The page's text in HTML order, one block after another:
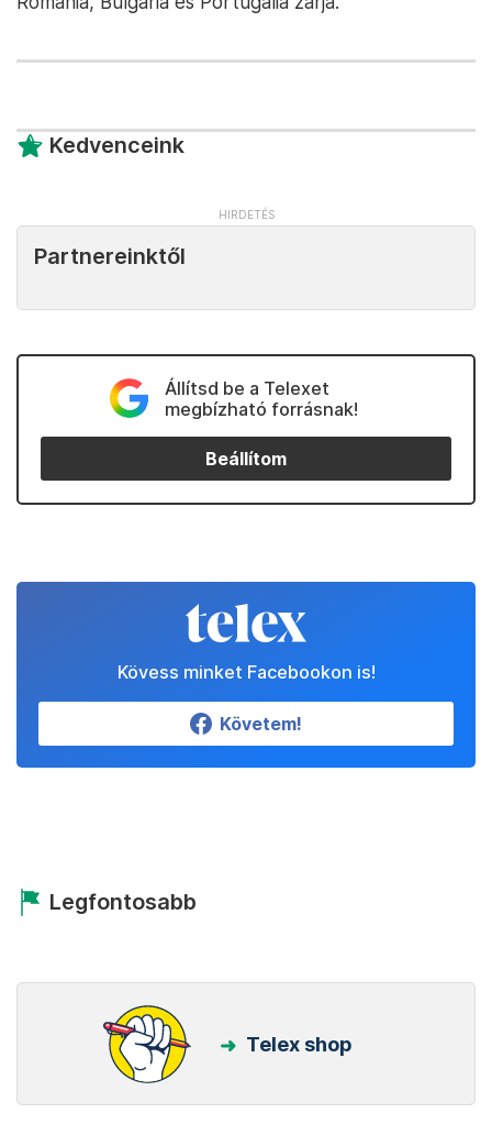
Kedvenceink
Partnereinktől
Állítsd be a Telexet
megbízható forrásnak!
Beállítom
Kövess minket Facebookon is!
Követem!
Legfontosabb
Telex shop